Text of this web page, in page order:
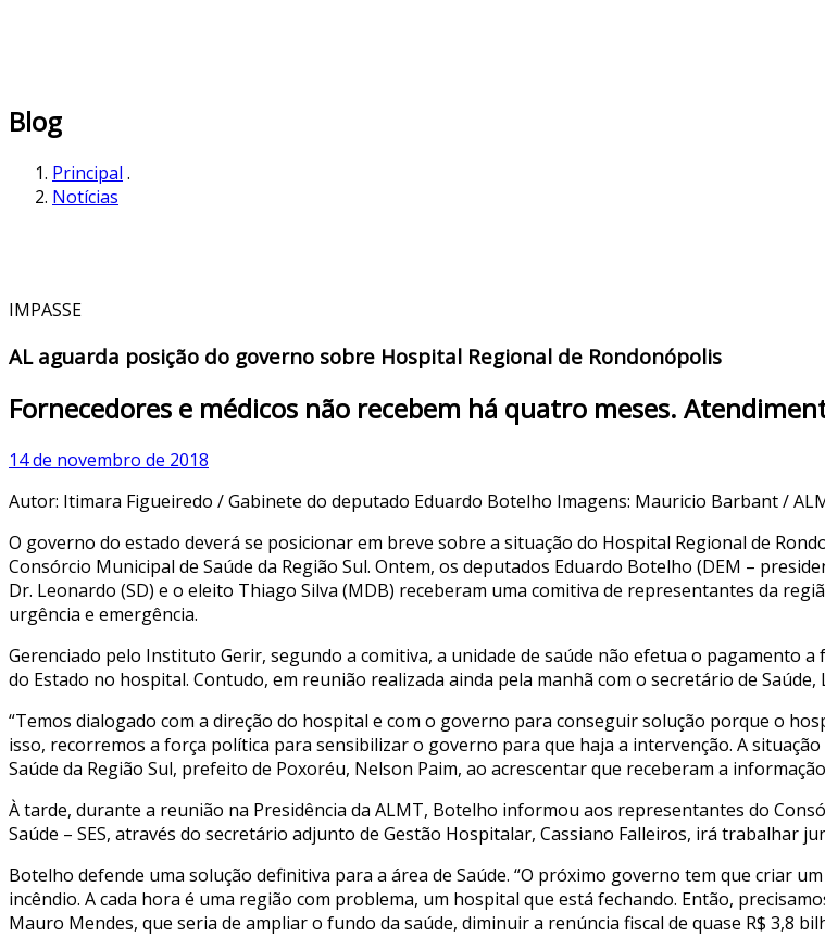
Blog
Principal .
Notícias
IMPASSE
AL aguarda posição do governo sobre Hospital Regional de Rondonópolis
Fornecedores e médicos não recebem há quatro meses.
14 de novembro de 2018
Autor: Itimara Figueiredo / Gabinete do deputado Eduardo Botelho Imagens: Mauricio Barbant /
O governo do estado deverá se posicionar em breve sobre a situação do Hospital Regional de
Consórcio Municipal de Saúde da Região Sul. Ontem, os deputados Eduardo Botelho (DEM –
Dr. Leonardo (SD) e o eleito Thiago Silva (MDB) receberam uma comitiva de representantes da
urgência e emergência.
Gerenciado pelo Instituto Gerir, segundo a comitiva, a unidade de saúde não efetua o pagamento
do Estado no hospital. Contudo, em reunião realizada ainda pela manhã com o secretário de
“Temos dialogado com a direção do hospital e com o governo para conseguir solução porque o
isso, recorremos a força política para sensibilizar o governo para que haja a intervenção. A
Saúde da Região Sul, prefeito de Poxoréu, Nelson Paim, ao acrescentar que receberam a
À tarde, durante a reunião na Presidência da ALMT, Botelho informou aos representantes do
Saúde – SES, através do secretário adjunto de Gestão Hospitalar, Cassiano Falleiros, irá trabalhar
Botelho defende uma solução definitiva para a área de Saúde. “O próximo governo tem que criar
incêndio. A cada hora é uma região com problema, um hospital que está fechando. Então,
Mauro Mendes, que seria de ampliar o fundo da saúde, diminuir a renúncia fiscal de quase R$ 3,8